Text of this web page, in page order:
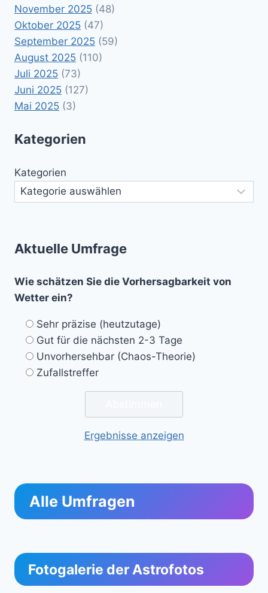
November 2025 (48)
Oktober 2025 (47)
September 2025 (59)
August 2025 (110)
Juli 2025 (73)
Juni 2025 (127)
Mai 2025 (3)
Kategorien
Kategorien
Aktuelle Umfrage
Wie schätzen Sie die Vorhersagbarkeit von
Wetter ein?
Sehr präzise (heutzutage)
Gut für die nächsten 2-3 Tage
Unvorhersehbar (Chaos-Theorie)
Zufallstreffer
Ergebnisse anzeigen
Alle Umfragen
Fotogalerie der Astrofotos